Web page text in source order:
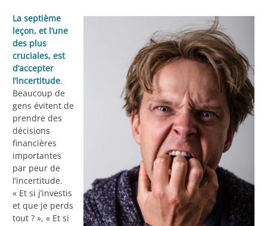
La septième
leçon, et l’une
des plus
cruciales, est
d’accepter
l’incertitude.
Beaucoup de
gens évitent de
prendre des
décisions
financières
importantes
par peur de
l’incertitude.
« Et si j’investis
et que je perds
tout ? », « Et si